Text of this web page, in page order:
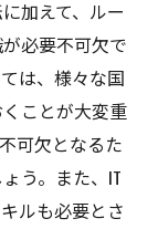
加えて、ルー
必要不可欠で
は、様々な国
ことが大変重
可欠となるた
う。また、IT
ルも必要とさ